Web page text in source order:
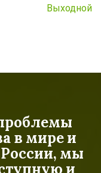
Выходной
в мире и
России, мы
и